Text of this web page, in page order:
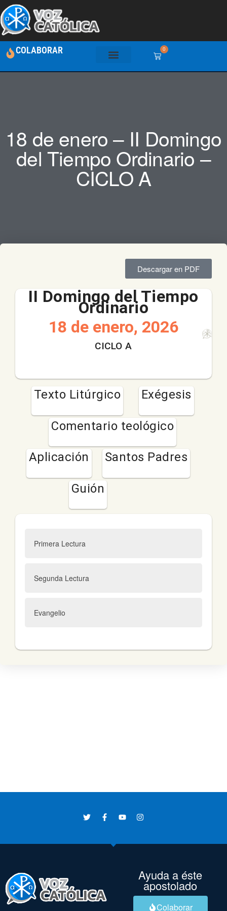
COLABORAR 0
18 de enero – II Domingo
del Tiempo Ordinario –
CICLO A
Descargar en PDF
II Domingo del Tiempo
Ordinario
18 de enero, 2026
CICLO A
Primera Lectura
Segunda Lectura
Evangelio
Texto Litúrgico Exégesis
Comentario teológico
Aplicación Santos Padres
Guión
Ayuda a éste
apostolado
Colaborar